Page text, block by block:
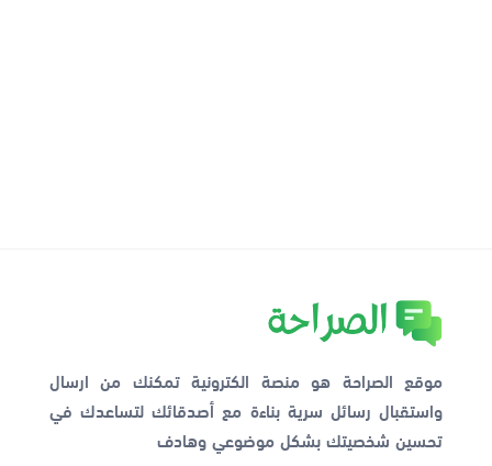
موقع الصراحة هو منصة الكترونية تمكنك من ارسال
واستقبال رسائل سرية بناءة مع أصدقائك لتساعدك في
تحسين شخصيتك بشكل موضوعي وهادف